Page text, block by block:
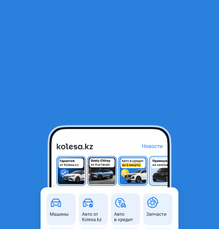
BMW X5 XDrive 40i 2024 года
48 000 000 ₸ Проверенный продавец
2023 - н.в. G05 рестайлинг